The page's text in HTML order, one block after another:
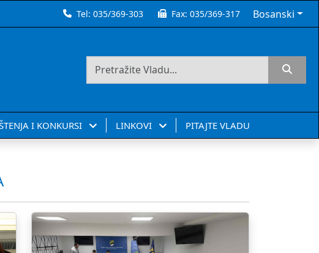
Tel:035/369-303 Fax:035/369-317 Bosanski
I KONKURSI LINKOVI PITAJTE VLADU